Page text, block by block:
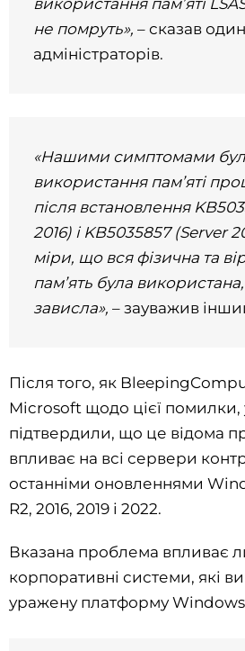
використання пам’яті
не помруть», – сказав
адміністраторів.
«Нашими симптомами
використання пам’яті
після встановлення
2016) і KB5035857 (Server
міри, що вся фізична та
пам’ять була
зависла», – зауважив
Після того, як
Microsoft щодо цієї помилки,
підтвердили, що це відома
впливає на всі сервери
останніми оновленнями
R2, 2016, 2019 і 2022.
Вказана проблема впливає
корпоративні системи, які
уражену платформу Windows